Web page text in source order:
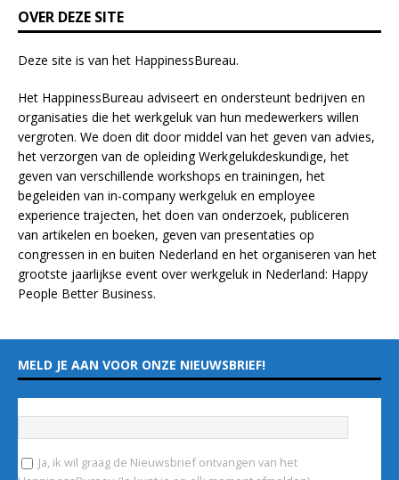
k
.
OVER DEZE SITE
Deze site is van het HappinessBureau.
Het HappinessBureau adviseert en ondersteunt bedrijven en
organisaties die het werkgeluk van hun medewerkers willen
vergroten. We doen dit door middel van het geven van advies,
het verzorgen van de opleidingWerkgelukdeskundige, het
geven van verschillende workshops en trainingen, het
begeleiden van in-company werkgeluk en employee
experiencetrajecten, het doen van onderzoek, publiceren
van artikelen en boeken, geven van presentaties op
congressen in en buiten Nederland en het organiseren van het
grootste jaarlijkse event over werkgeluk in Nederland: Happy
People Better Business.
MELD JE AAN VOOR ONZE NIEUWSBRIEF!
Ja, ik wil graag de Nieuwsbrief ontvangen van het